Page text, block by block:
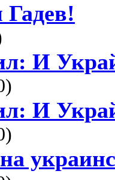
И
И